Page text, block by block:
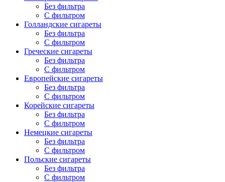
Без фильтра
С фильтром
Голландские сигареты
Без фильтра
С фильтром
Греческие сигареты
Без фильтра
С фильтром
Европейские сигареты
Без фильтра
С фильтром
Корейские сигареты
Без фильтра
С фильтром
Немецкие сигареты
Без фильтра
С фильтром
Польские сигареты
Без фильтра
С фильтром